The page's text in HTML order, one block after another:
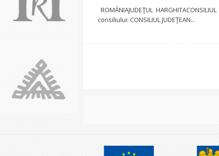
ROMÂNIAJUDEŢUL
consiliului: CONSILIUL JUDEŢEAN...